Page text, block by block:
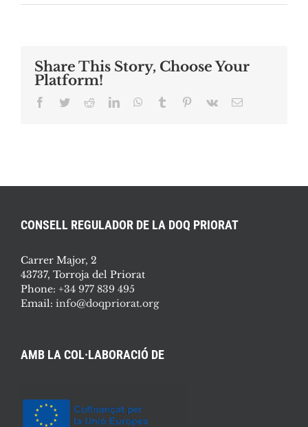
Share This Story, Choose Your
Platform!
Facebook
TwitterRedditLinkedInWhatsApp
Tumblr Pinterest
Vk Email:
CONSELL REGULADOR DE LA DOQ PRIORAT
Carrer Major, 2
43737, Torroja del Priorat
Phone: +34 977 839 495
Email: info@doqpriorat.org
AMB LA COL·LABORACIÓ DE